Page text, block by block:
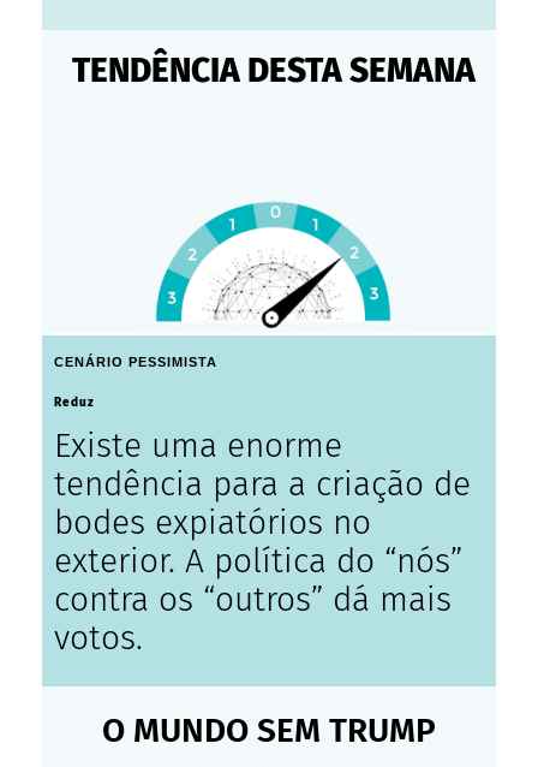
TENDÊNCIA DESTA SEMANA
CENÁRIO PESSIMISTA
Reduz
Existe uma enorme
tendência para a criação de
bodes expiatórios no
exterior. A política do “nós”
contra os “outros” dá mais
votos.
O MUNDO SEM TRUMP